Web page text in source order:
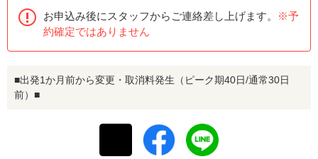
お申込み後にスタッフからご連絡差し上げます。
※予
約確定ではありません
■出発1か月前から変更・取消料発生（ピーク期40日/通常30日
前）■